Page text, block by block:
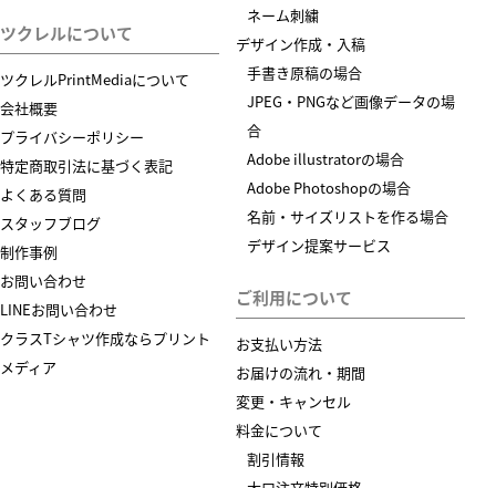
ツクレルについて
ツクレルPrintMediaについて
会社概要
プライバシーポリシー
特定商取引法に基づく表記
よくある質問
スタッフブログ
制作事例
お問い合わせ
LINEお問い合わせ
クラスTシャツ作成ならプリント
メディア
ネーム刺繍
デザイン作成・入稿
手書き原稿の場合
JPEG・PNGなど画像データの場
合
Adobe illustratorの場合
Adobe Photoshopの場合
名前・サイズリストを作る場合
デザイン提案サービス
ご利用について
お支払い方法
お届けの流れ・期間
変更・キャンセル
料金について
割引情報